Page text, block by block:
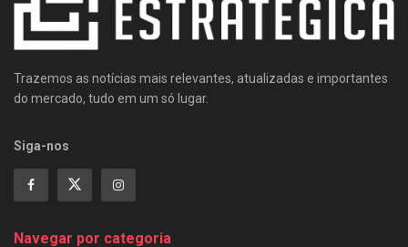
Trazemos as notícias mais relevantes, atualizadas e importantes
do mercado, tudo em um só lugar.
Siga-nos
Navegar por categoria